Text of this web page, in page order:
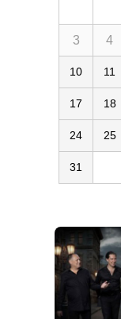
3 4
10 11
17 18
24 25
31